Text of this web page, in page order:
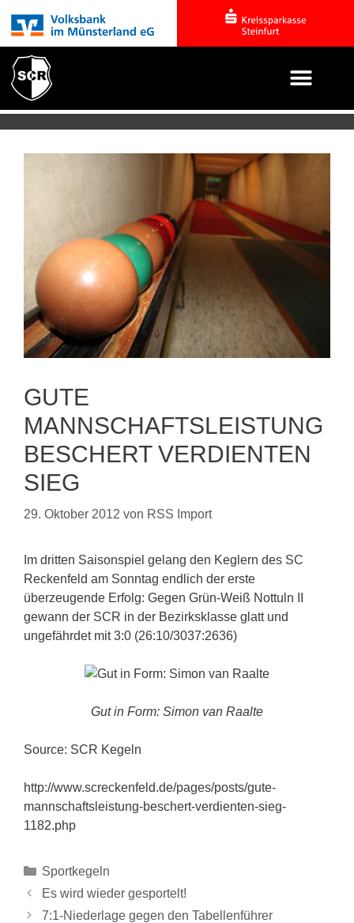
GUTE
MANNSCHAFTSLEISTUNG
BESCHERT VERDIENTEN
SIEG
29. Oktober 2012 von RSS Import
Im dritten Saisonspiel gelang den Keglern des SC
Reckenfeld am Sonntag endlich der erste
überzeugende Erfolg: Gegen Grün-Weiß Nottuln II
gewann der SCR in der Bezirksklasse glatt und
ungefährdet mit 3:0 (26:10/3037:2636)
Gut in Form: Simon van Raalte
Source: SCR Kegeln
http://www.screckenfeld.de/pages/posts/gute-
mannschaftsleistung-beschert-verdienten-sieg-
1182.php
Sportkegeln
Es wird wieder gesportelt!
7:1-Niederlage gegen den Tabellenführer